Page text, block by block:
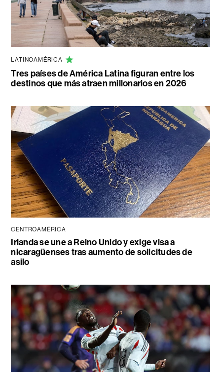
LATINOAMÉRICA
Tres países de América Latina figuran entre los
destinos que más atraen millonarios en 2026
CENTROAMÉRICA
Irlanda se une a Reino Unido y exige visa a
nicaragüenses tras aumento de solicitudes de
asilo